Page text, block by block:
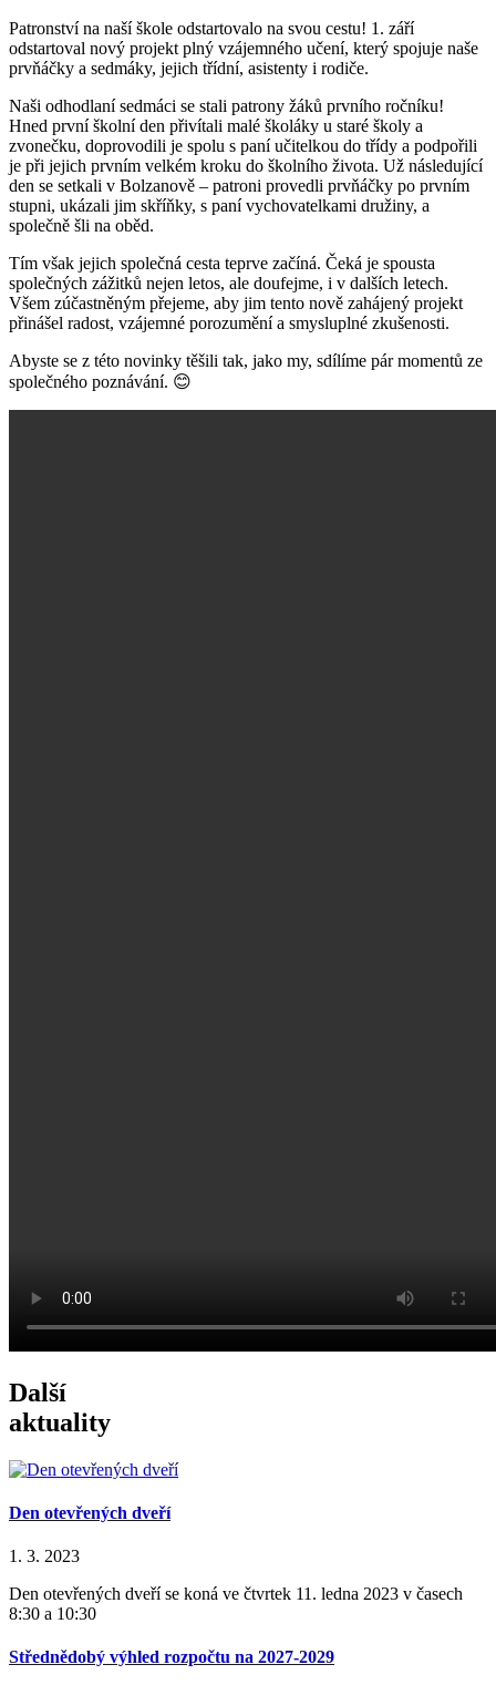
Patronství na naší škole odstartovalo na svou cestu! 1. září
odstartoval nový projekt plný vzájemného učení, který spojuje naše
prvňáčky a sedmáky, jejich třídní, asistenty i rodiče.
Naši odhodlaní sedmáci se stali patrony žáků prvního ročníku!
Hned první školní den přivítali malé školáky u staré školy a
zvonečku, doprovodili je spolu s paní učitelkou do třídy a podpořili
je při jejich prvním velkém kroku do školního života. Už následující
den se setkali v Bolzanově – patroni provedli prvňáčky po prvním
stupni, ukázali jim skříňky, s paní vychovatelkami družiny, a
společně šli na oběd.
Tím však jejich společná cesta teprve začíná. Čeká je spousta
společných zážitků nejen letos, ale doufejme, i v dalších letech.
Všem zúčastněným přejeme, aby jim tento nově zahájený projekt
přinášel radost, vzájemné porozumění a smysluplné zkušenosti.
Abyste se z této novinky těšili tak, jako my, sdílíme pár momentů ze
společného poznávání. 😊
Další
aktuality
Den otevřených dveří
1. 3. 2023
Den otevřených dveří se koná ve čtvrtek 11. ledna 2023 v časech
8:30 a 10:30
Střednědobý výhled rozpočtu na 2027-2029